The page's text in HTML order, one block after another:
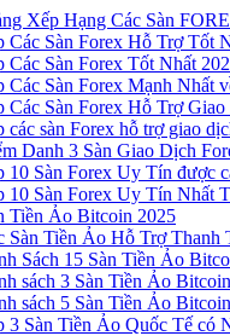
Xếp Hạng Các Sàn
Các Sàn Forex Hỗ Trợ Tốt
Các Sàn Forex Tốt Nhất
Các Sàn Forex Mạnh Nhất
Các Sàn Forex Hỗ Trợ
các sàn Forex hỗ trợ giao
Danh 3 Sàn Giao Dịch
10 Sàn Forex Uy Tín được
10 Sàn Forex Uy Tín Nhất
Tiền Ảo Bitcoin 2025
Sàn Tiền Ảo Hỗ Trợ Thanh
Sách 15 Sàn Tiền Ảo
sách 3 Sàn Tiền Ảo
sách 5 Sàn Tiền Ảo
3 Sàn Tiền Ảo Quốc Tế có